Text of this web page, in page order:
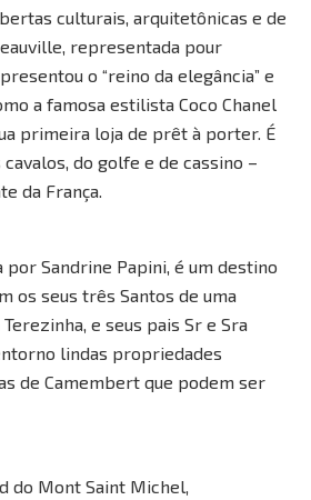
culturais, arquitetônicas e de
representada pour
o “reino da elegância” e
a famosa estilista Coco Chanel
primeira loja de prêt à porter. É
do golfe e de cassino –
da França.
Sandrine Papini, é um destino
os seus três Santos de uma
e seus pais Sr e Sra
lindas propriedades
de Camembert que podem ser
do Mont Saint Michel,